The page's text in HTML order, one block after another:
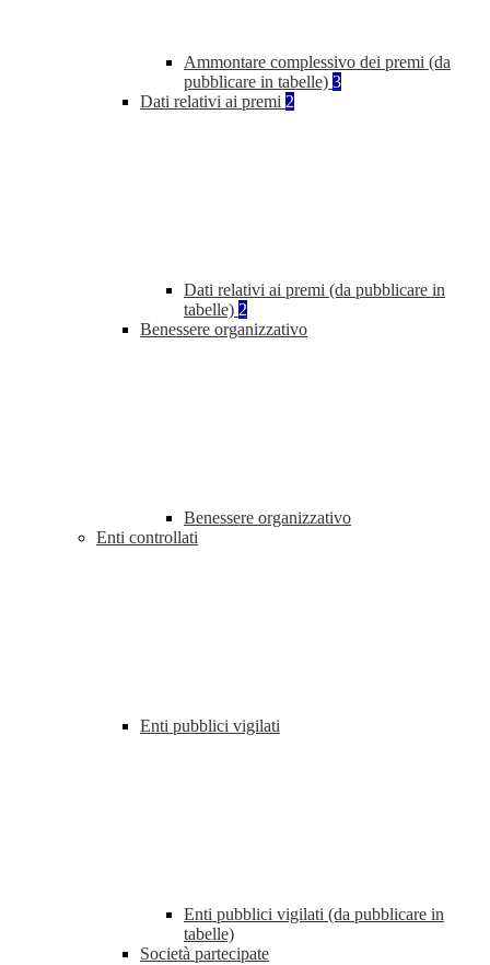
Ammontare complessivo dei premi (da
pubblicare in tabelle) 3
Dati relativi ai premi 2
Dati relativi ai premi (da pubblicare in
tabelle) 2
Benessere organizzativo
Benessere organizzativo
Enti controllati
Enti pubblici vigilati
Enti pubblici vigilati (da pubblicare in
tabelle)
Società partecipate